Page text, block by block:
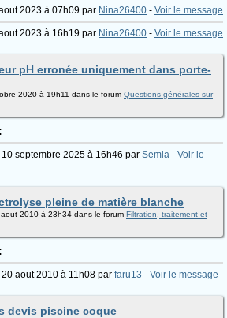
2023 à 07h09 par Nina26400 - Voir le message
2023 à 16h19 par Nina26400 - Voir le message
pH erronée uniquement dans porte-
2020 à 19h11 dans le forum Questions générales sur
septembre 2025 à 16h46 par Semia - Voir le
pleine de matière blanche
2010 à 23h34 dans le forum Filtration, traitement et
aout 2010 à 11h08 par faru13 - Voir le message
devis piscine coque